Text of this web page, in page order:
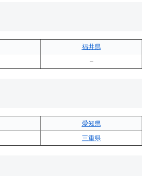
福井県
–
愛知県
三重県